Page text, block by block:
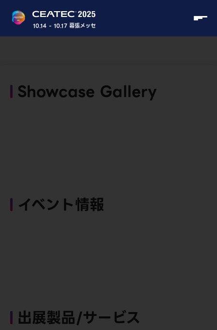
10.14 - 10.17 幕張メッセ
Showcase Gallery
イベント情報
出展製品/サービス